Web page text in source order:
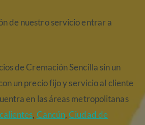
de nuestro servicio entrar a
de Cremación Sencilla sin un
un precio fijo y servicio al cliente
en las áreas metropolitanas
, Cancún,Ciudad de